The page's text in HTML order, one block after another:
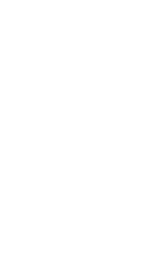
お祈りするのも楽
に致します。